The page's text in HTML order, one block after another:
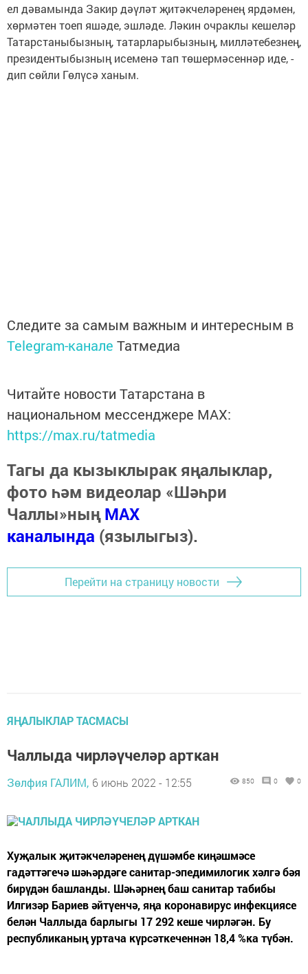
ел дәвамында Закир дәүләт җитәкчеләренең ярдәмен,
хөрмәтен тоеп яшәде, эшләде. Ләкин очраклы кешеләр
Татарстаныбызның, татарларыбызның, милләтебезнең,
президентыбызның исеменә тап төшермәсеннәр иде, -
дип сөйли Гөлүсә ханым.
Следите за самым важным и интересным в
Telegram-канале Татмедиа
Читайте новости Татарстана в
национальном мессенджере MАХ:
https://max.ru/tatmedia
Тагы да кызыклырак яңалыклар,
фото һәм видеолар «Шәһри
Чаллы»ныңMAX
каналында (язылыгыз).
Перейти на страницу новости
ЯҢАЛЫКЛАР ТАСМАСЫ
Чаллыда чирләүчеләр арткан
Зөлфия ГАЛИМ, 6 июнь 2022 - 12:55 850 0 0
Хуҗалык җитәкчеләренең дүшәмбе киңәшмәсе
гадәттәгечә шәһәрдәге санитар-эпедимилогик хәлгә бәя
бирүдән башланды. Шәһәрнең баш санитар табибы
Илгизәр Бариев әйтүенчә, яңа коронавирус инфекциясе
белән Чаллыда барлыгы 17 292 кеше чирләгән. Бу
республиканың уртача күрсәткеченнән 18,4 %ка түбән.